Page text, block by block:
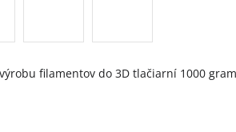
filamentov do 3D tlačiarní 1000